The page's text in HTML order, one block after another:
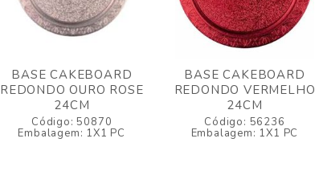
BASE CAKEBOARD
REDONDO OURO ROSE
24CM
Código: 50870
Embalagem: 1X1 PC
BASE CAKEBOARD
REDONDO VERMELHO
24CM
Código: 56236
Embalagem: 1X1 PC